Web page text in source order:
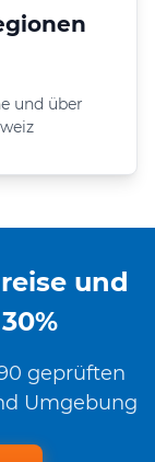
und über
und
geprüften
Umgebung